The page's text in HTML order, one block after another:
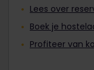
Lees over
Boek je
Profiteer van